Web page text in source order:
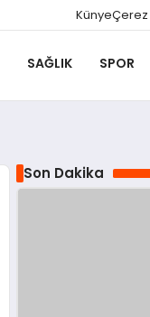
KünyeÇerez
SAĞLIK SPOR
Son Dakika